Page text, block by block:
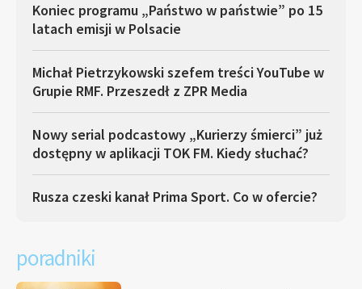
Koniec programu „Państwo w państwie” po 15
latach emisji w Polsacie
Michał Pietrzykowski szefem treści YouTube w
Grupie RMF. Przeszedł z ZPR Media
Nowy serial podcastowy „Kurierzy śmierci” już
dostępny w aplikacji TOK FM. Kiedy słuchać?
Rusza czeski kanał Prima Sport. Co w ofercie?
poradniki